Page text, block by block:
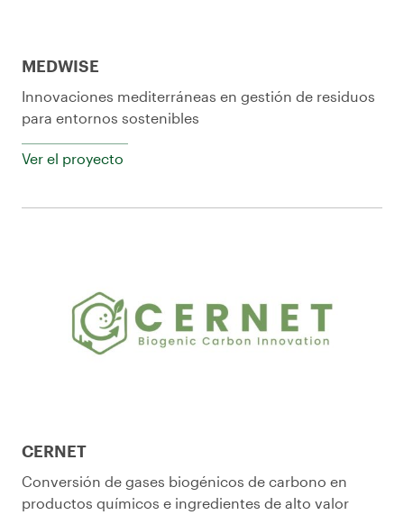
MEDWISE
Innovaciones mediterráneas en gestión de residuos
para entornos sostenibles
Ver el proyecto
CERNET
Conversión de gases biogénicos de carbono en
productos químicos e ingredientes de alto valor